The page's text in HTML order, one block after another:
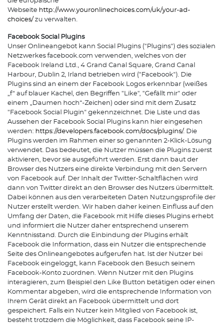
Webseite http://www.youronlinechoices.com/uk/your-ad-
choices/ zu verwalten.
Facebook Social Plugins
Unser Onlineangebot kann Social Plugins ("Plugins") des sozialen
Netzwerkes facebook.com verwenden, welches von der
Facebook Ireland Ltd., 4 Grand Canal Square, Grand Canal
Harbour, Dublin 2, Irland betrieben wird ("Facebook"). Die
Plugins sind an einem der Facebook Logos erkennbar (weißes
„f“ auf blauer Kachel, den Begriffen "Like", "Gefällt mir" oder
einem „Daumen hoch“-Zeichen) oder sind mit dem Zusatz
"Facebook Social Plugin" gekennzeichnet. Die Liste und das
Aussehen der Facebook Social Plugins kann hier eingesehen
werden: https://developers.facebook.com/docs/plugins/. Die
Plugins werden im Rahmen einer so genannten 2-Klick-Lösung
verwendet. Das bedeutet, die Nutzer müssen die Plugins zuerst
aktivieren, bevor sie ausgeführt werden. Erst dann baut der
Browser des Nutzers eine direkte Verbindung mit den Servern
von Facebook auf. Der Inhalt der Twitter-Schaltflächen wird
dann von Twitter direkt an den Browser des Nutzers übermittelt.
Dabei können aus den verarbeiteten Daten Nutzungsprofile der
Nutzer erstellt werden. Wir haben daher keinen Einfluss auf den
Umfang der Daten, die Facebook mit Hilfe dieses Plugins erhebt
und informiert die Nutzer daher entsprechend unserem
Kenntnisstand. Durch die Einbindung der Plugins erhält
Facebook die Information, dass ein Nutzer die entsprechende
Seite des Onlineangebotes aufgerufen hat. Ist der Nutzer bei
Facebook eingeloggt, kann Facebook den Besuch seinem
Facebook-Konto zuordnen. Wenn Nutzer mit den Plugins
interagieren, zum Beispiel den Like Button betätigen oder einen
Kommentar abgeben, wird die entsprechende Information von
Ihrem Gerät direkt an Facebook übermittelt und dort
gespeichert. Falls ein Nutzer kein Mitglied von Facebook ist,
besteht trotzdem die Möglichkeit, dass Facebook seine IP-